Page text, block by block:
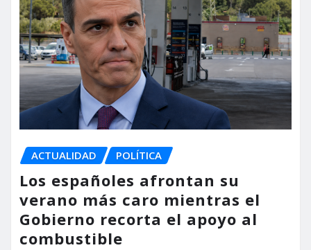
ACTUALIDAD POLÍTICA
Los españoles afrontan su
verano más caro mientras el
Gobierno recorta el apoyo al
combustible